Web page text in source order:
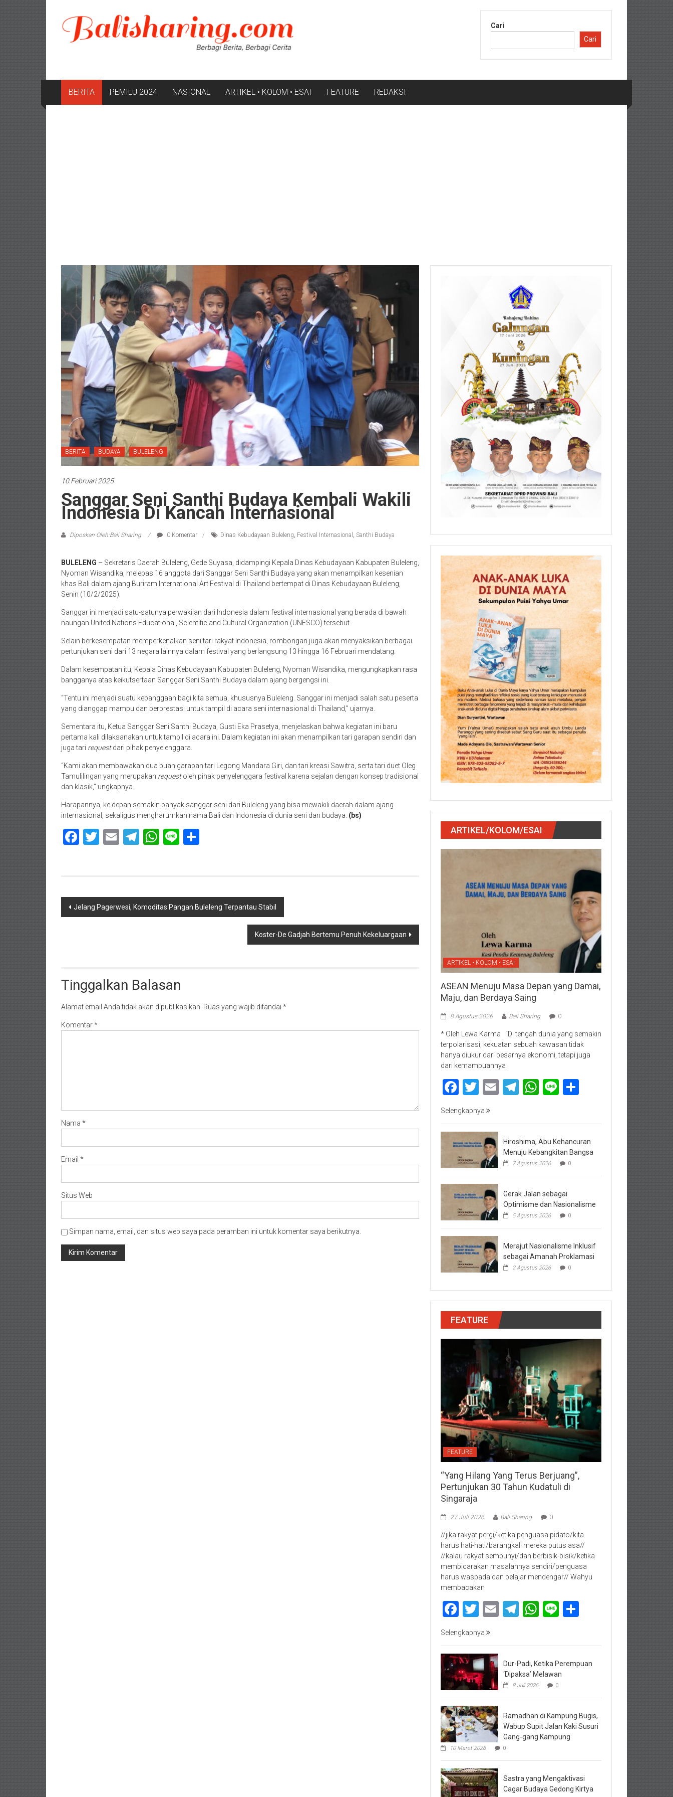
konten
Cari
Cari
BERITA PEMILU 2024 NASIONAL ARTIKEL • KOLOM • ESAI FEATURE REDAKSI
BERITA BUDAYA BULELENG
10 Februari 2025
Sanggar Seni Santhi Budaya Kembali Wakili
Indonesia Di Kancah Internasional
Diposkan Oleh:Bali Sharing 0 Komentar Dinas Kebudayaan Buleleng, Festival Internasional , Santhi Budaya
BULELENG – Sekretaris Daerah Buleleng, Gede Suyasa, didampingi Kepala Dinas Kebudayaan Kabupaten Buleleng,
Nyoman Wisandika, melepas 16 anggota dari Sanggar Seni Santhi Budaya yang akan menampilkan kesenian
khas Bali dalam ajang Buriram International Art Festival di Thailand bertempat di Dinas Kebudayaan Buleleng,
Senin (10/2/2025).
Sanggar ini menjadi satu-satunya perwakilan dari Indonesia dalam festival internasional yang berada di bawah
naungan United Nations Educational, Scientific and Cultural Organization (UNESCO) tersebut.
Selain berkesempatan memperkenalkan seni tari rakyat Indonesia, rombongan juga akan menyaksikan berbagai
pertunjukan seni dari 13 negara lainnya dalam festival yang berlangsung 13 hingga 16 Februari mendatang.
Dalam kesempatan itu, Kepala Dinas Kebudayaan Kabupaten Buleleng, Nyoman Wisandika, mengungkapkan rasa
bangganya atas keikutsertaan Sanggar Seni Santhi Budaya dalam ajang bergengsi ini.
“Tentu ini menjadi suatu kebanggaan bagi kita semua, khususnya Buleleng. Sanggar ini menjadi salah satu peserta
yang dianggap mampu dan berprestasi untuk tampil di acara seni internasional di Thailand,” ujarnya.
Sementara itu, Ketua Sanggar Seni Santhi Budaya, Gusti Eka Prasetya, menjelaskan bahwa kegiatan ini baru
pertama kali dilaksanakan untuk tampil di acara ini. Dalam kegiatan ini akan menampilkan tari garapan sendiri dan
juga tari requestdari pihak penyelenggara.
“Kami akan membawakan dua buah garapan tari Legong Mandara Giri, dan tari kreasi Sawitra, serta tari duet Oleg
Tamulilingan yang merupakan requestoleh pihak penyelenggara festival karena sejalan dengan konsep tradisional
dan klasik,” ungkapnya.
Harapannya, ke depan semakin banyak sanggar seni dari Buleleng yang bisa mewakili daerah dalam ajang
internasional, sekaligus mengharumkan nama Bali dan Indonesia di dunia seni dan budaya. (bs)
Facebook
Twitter
EmailTelegram
WhatsApp
Line
Navigasi
Jelang Pagerwesi, Komoditas Pangan Buleleng Terpantau Stabil
Koster-De Gadjah Bertemu Penuh Kekeluargaan
Tinggalkan Balasan
Alamat email Anda tidak akan dipublikasikan. Ruas yang wajib ditandai *
Komentar*
Nama *
Email *
Situs Web
Simpan nama, email, dan situs web saya pada peramban ini untuk komentar saya berikutnya.
ARTIKEL/KOLOM/ESAI
ARTIKEL • KOLOM • ESAI
ASEAN Menuju Masa Depan yang Damai,
Maju, dan Berdaya Saing
8 Agustus 2026 Bali Sharing 0
* Oleh Lewa Karma “Di tengah dunia yang semakin
terpolarisasi, kekuatan sebuah kawasan tidak
hanya diukur dari besarnya ekonomi, tetapi juga
dari kemampuannya
Facebook
Twitter
EmailTelegram
WhatsApp
Line
Selengkapnya
Hiroshima, Abu Kehancuran
Menuju Kebangkitan Bangsa
7 Agustus 2026 0
Gerak Jalan sebagai
Optimisme dan Nasionalisme
5 Agustus 2026 0
Merajut Nasionalisme Inklusif
sebagai Amanah Proklamasi
2 Agustus 2026 0
FEATURE
FEATURE
“Yang Hilang Yang Terus Berjuang”,
Pertunjukan 30 Tahun Kudatuli di
Singaraja
27 Juli 2026 Bali Sharing 0
//jika rakyat pergi/ketika penguasa pidato/kita
harus hati-hati/barangkali mereka putus asa//
//kalau rakyat sembunyi/dan berbisik-bisik/ketika
membicarakan masalahnya sendiri/penguasa
harus waspada dan belajar mendengar// Wahyu
membacakan
Facebook
Twitter
EmailTelegram
WhatsApp
Line
Selengkapnya
Dur-Padi, Ketika Perempuan
‘Dipaksa’ Melawan
8 Juli 2026 0
Ramadhan di Kampung Bugis,
Wabup Supit Jalan Kaki Susuri
Gang-gang Kampung
10 Maret 2026 0
Sastra yang Mengaktivasi
Cagar Budaya Gedong Kirtya